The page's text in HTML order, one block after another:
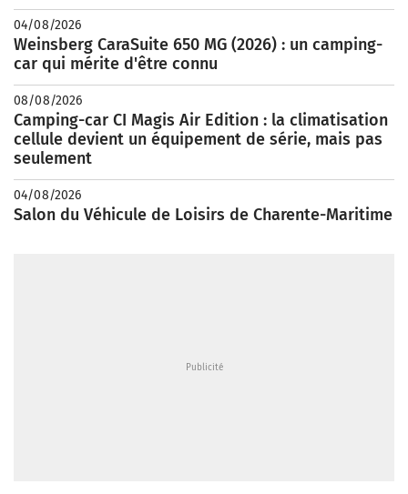
04/08/2026
Weinsberg CaraSuite 650 MG (2026) : un camping-
car qui mérite d'être connu
08/08/2026
Camping-car CI Magis Air Edition : la climatisation
cellule devient un équipement de série, mais pas
seulement
04/08/2026
Salon du Véhicule de Loisirs de Charente-Maritime